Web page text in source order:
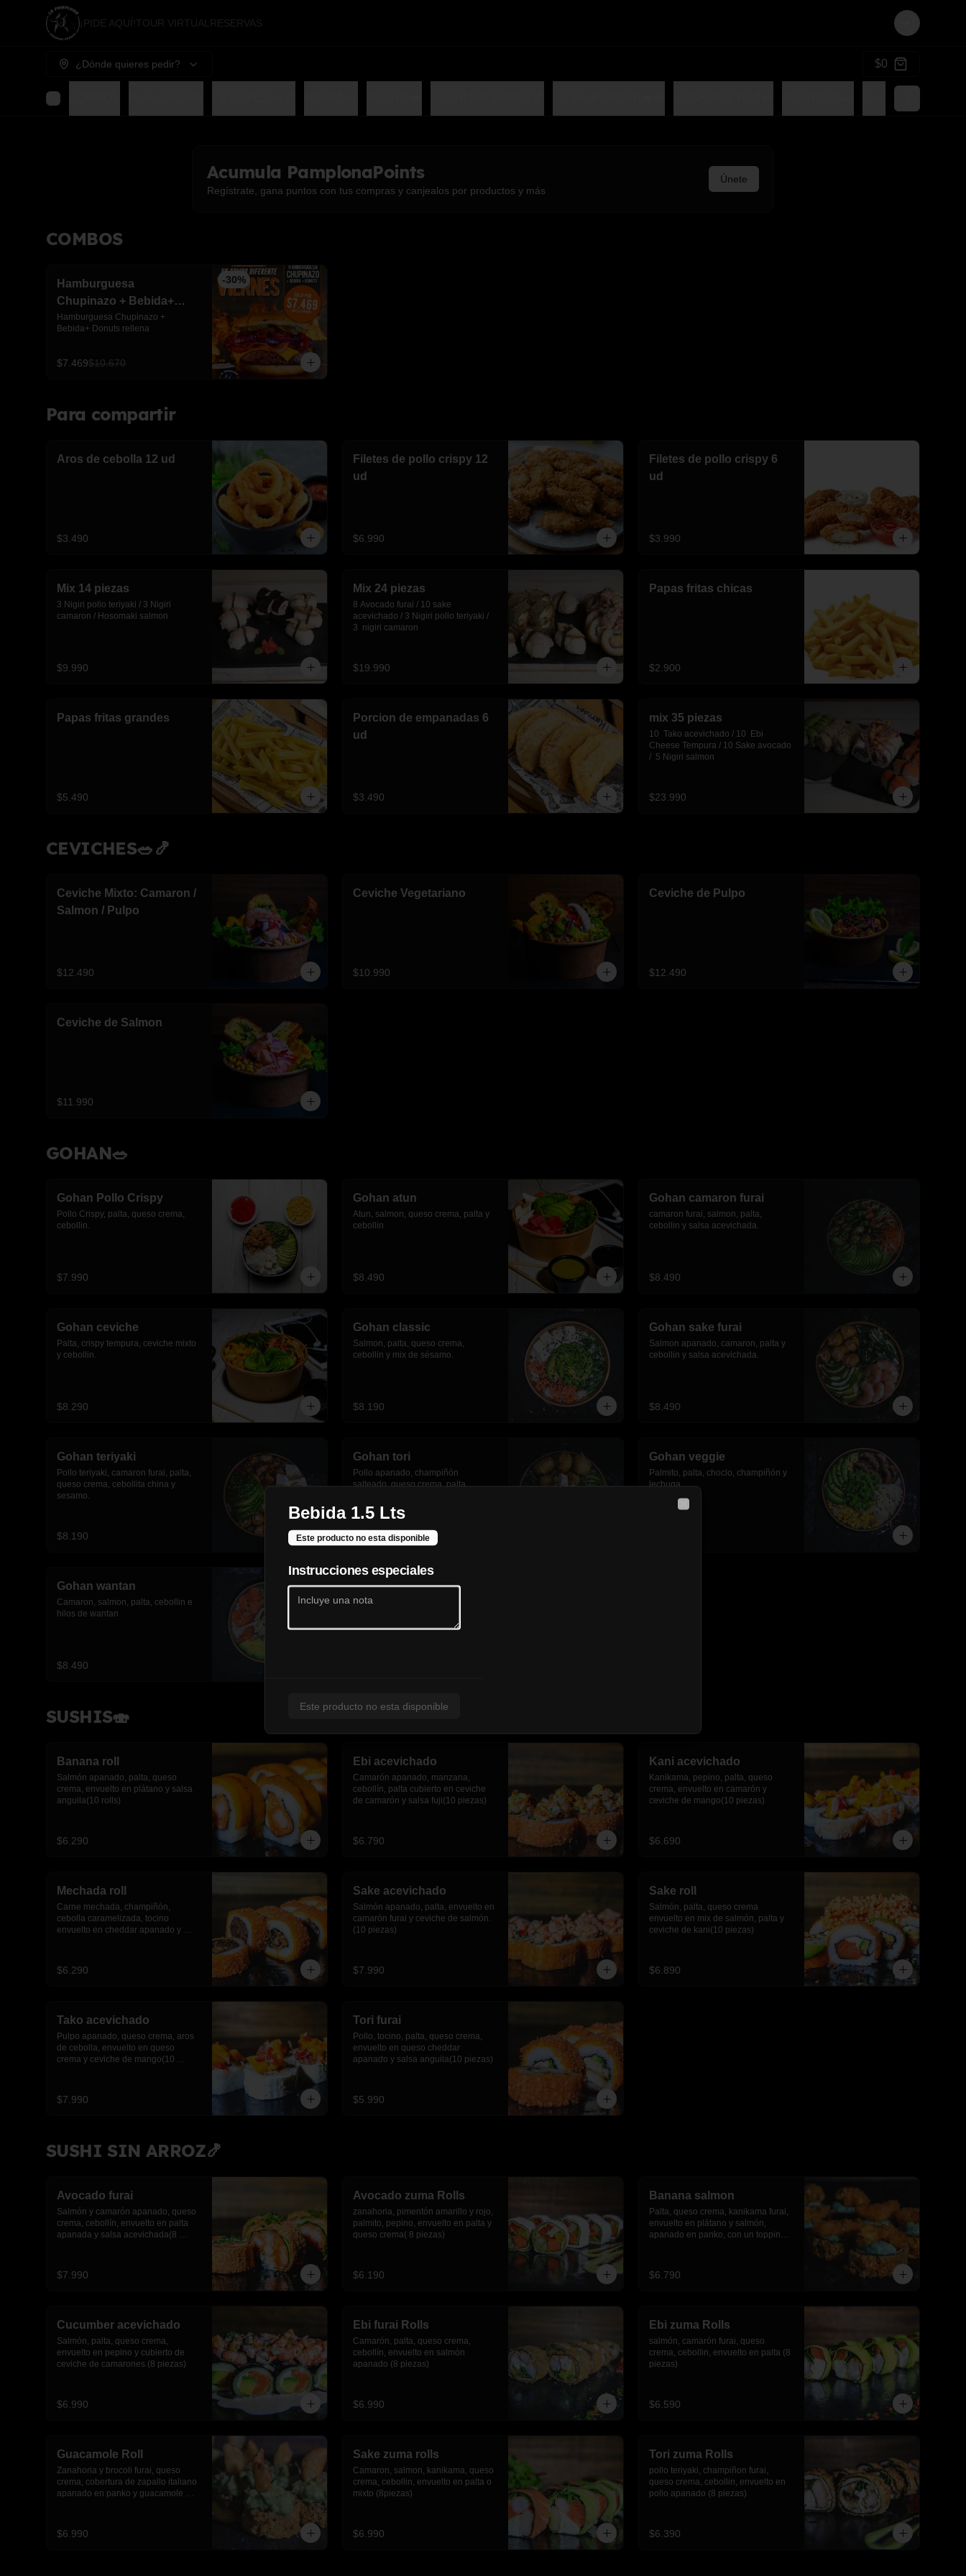
¡PIDE AQUÍ! TOUR VIRTUAL RESERVAS
Login
¿Dónde quieres pedir? $0
Acumula PamplonaPoints
Regístrate, gana puntos con tus compras y canjealos por productos y más
Únete
COMBOS
-30%
Hamburguesa
Chupinazo + Bebida+
Donuts rellena
Hamburguesa Chupinazo +
Bebida+ Donuts rellena
$7.469$10.670
Para compartir
Aros de cebolla 12 ud
$3.490
Filetes de pollo crispy 12
ud
$6.990
Filetes de pollo crispy 6
ud
$3.990
Mix 14 piezas
3 Nigiri pollo teriyaki / 3 Nigiri
camaron / Hosomaki salmon
$9.990
Mix 24 piezas
8 Avocado furai / 10 sake
acevichado / 3 Nigiri pollo teriyaki /
3  nigiri camaron
$19.990
Papas fritas chicas
$2.900
Papas fritas grandes
$5.490
Porcion de empanadas 6
ud
$3.490
mix 35 piezas
10  Tako acevichado / 10  Ebi
Cheese Tempura / 10 Sake avocado
/  5 Nigiri salmon
$23.990
CEVICHES🥗🍤
Ceviche Mixto: Camaron /
Salmon / Pulpo
$12.490
Ceviche Vegetariano
$10.990
Ceviche de Pulpo
$12.490
Ceviche de Salmon
$11.990
GOHAN🥗
Gohan Pollo Crispy
Pollo Crispy, palta, queso crema,
cebollin.
$7.990
Gohan atun
Atun, salmon, queso crema, palta y
cebollin
$8.490
Gohan camaron furai
camaron furai, salmon, palta,
cebollin y salsa acevichada.
$8.490
Gohan ceviche
Palta, crispy tempura, ceviche mixto
y cebollin.
$8.290
Gohan classic
Salmon, palta, queso crema,
cebollin y mix de sésamo.
$8.190
Gohan sake furai
Salmon apanado, camaron, palta y
cebollin y salsa acevichada.
$8.490
Gohan teriyaki
Pollo teriyaki, camaron furai, palta,
queso crema, cebollita china y
sesamo.
$8.190
Gohan tori
Pollo apanado, champiñón
salteado, queso crema, palta,
$7.990
Gohan veggie
Palmito, palta, choclo, champiñón y
lechuga.
Gohan wantan
Camaron, salmon, palta, cebollin e
hilos de wantan
$8.490
SUSHIS🍣
Banana roll
Salmón apanado, palta, queso
crema, envuelto en plátano y salsa
anguila(10 rolls)
$6.290
Ebi acevichado
Camarón apanado, manzana,
cebollín, palta cubierto en ceviche
de camarón y salsa fuji(10 piezas)
$6.790
Kani acevichado
Kanikama, pepino, palta, queso
crema, envuelto en camarón y
ceviche de mango(10 piezas)
$6.690
Mechada roll
Carne mechada, champiñón,
cebolla caramelizada, tocino
envuelto en cheddar apanado y
$6.290
Sake acevichado
Salmón apanado, palta, envuelto en
camarón furai y ceviche de salmón.
(10 piezas)
$7.990
Sake roll
Salmón, palta, queso crema
envuelto en mix de salmón, palta y
ceviche de kani(10 piezas)
$6.890
Tako acevichado
Pulpo apanado, queso crema, aros
de cebolla, envuelto en queso
crema y ceviche de mango(10
$7.990
Tori furai
Pollo, tocino, palta, queso crema,
envuelto en queso cheddar
apanado y salsa anguila(10 piezas)
$5.990
SUSHI SIN ARROZ🍤
Avocado furai
Salmón y camarón apanado, queso
crema, cebollín, envuelto en palta
apanada y salsa acevichada(8
$7.990
Avocado zuma Rolls
zanahoria, pimentón amarillo y rojo,
palmito, pepino, envuelto en palta y
queso crema( 8 piezas)
$6.190
Banana salmon
Palta, queso crema, kanikama furai,
envuelto en plátano y salmón,
apanado en panko, con un topping
$6.790
Cucumber acevichado
Salmón, palta, queso crema,
envuelto en pepino y cubierto de
ceviche de camarones.(8 piezas)
$6.990
Ebi furai Rolls
Camarón, palta, queso crema,
cebollín, envuelto en salmón
apanado (8 piezas)
$6.990
Ebi zuma Rolls
salmón, camarón furai, queso
crema, cebollin, envuelto en palta (8
piezas)
$6.590
Guacamole Roll
Zanahoria y brocoli furai, queso
crema, cobertura de zapallo italiano
apanado en panko y guacamole
$6.990
Sake zuma rolls
Camaron, salmon, kanikama, queso
crema, cebollin, envuelto en palta o
mixto (8piezas)
$6.990
Tori zuma Rolls
pollo teriyaki, champiñon furai,
queso crema, cebollin, envuelto en
pollo apanado (8 piezas)
$6.390
Bebida 1.5 Lts
Este producto no esta disponible
Instrucciones especiales
Este producto no esta disponible